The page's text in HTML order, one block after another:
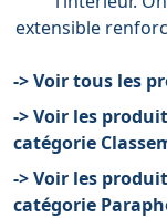
extensible
-> Voir tous les
-> Voir les
catégorie
-> Voir les
catégorie